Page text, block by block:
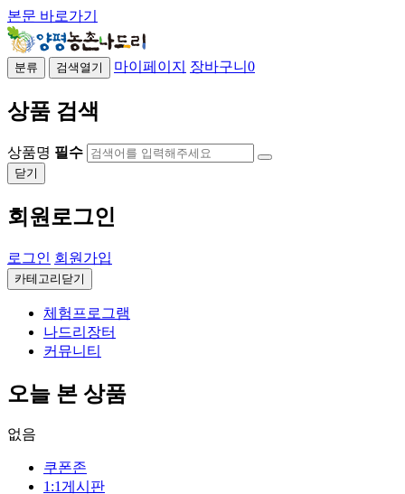
본문 바로가기
분류 검색열기 마이페이지 장바구니 0
상품 검색
상품명 필수
닫기
회원로그인
로그인 회원가입
카테고리닫기
체험프로그램
나드리장터
커뮤니티
오늘 본 상품
없음
쿠폰존
1:1게시판